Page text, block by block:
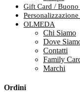
Gift Card / Buono
Personalizzazione
OLMEDA
Chi Siamo
Dove
Contatti
Family
Marchi
Ordini